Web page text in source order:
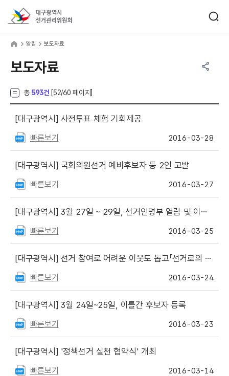
알림 보도자료
보도자료
총 593건 [52/60 페이지]
[대구광역시] 사전투표 체험 기회제공
빠른보기 2016-03-28
[대구광역시] 국회의원선거 예비후보자 등 2인 고발
빠른보기 2016-03-27
[대구광역시] 3월 27일 ~ 29일, 선거인명부 열람 및 이의신청
빠른보기 2016-03-25
[대구광역시] 선거 참여로 어려운 이웃도 돕고「선거로의 여행」
빠른보기 2016-03-24
[대구광역시] 3월 24일~25일, 이틀간 후보자 등록
빠른보기 2016-03-23
[대구광역시] '정책선거 실천 협약식' 개최
빠른보기 2016-03-14